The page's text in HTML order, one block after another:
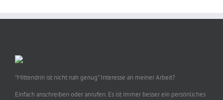
"Mittendrin ist nicht nah genug" Interesse an meiner Arbeit?
Einfach anschreiben oder anrufen. Es ist immer besser ein persönliches